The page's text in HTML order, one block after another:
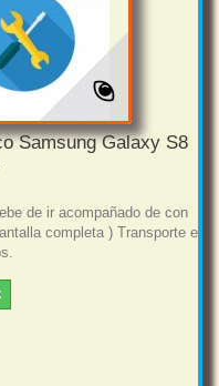
Samsung Galaxy S8
de ir acompañado de con
completa ) Transporte e